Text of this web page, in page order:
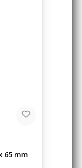
65 mm